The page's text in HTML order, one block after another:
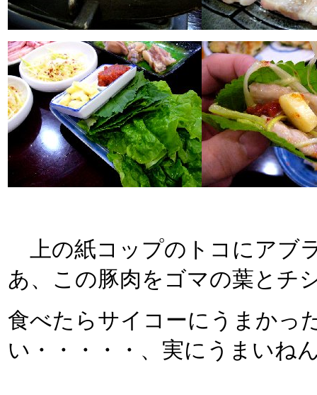
上の紙コップのトコにアブ
あ、この豚肉をゴマの葉とチ
食べたらサイコーにうまか
い・・・・・、実にうまいね